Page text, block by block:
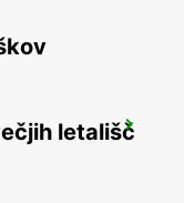
letališč